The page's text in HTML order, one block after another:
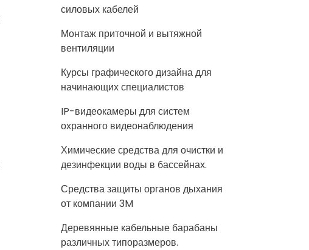
силовых кабелей
Монтаж приточной и вытяжной
вентиляции
Курсы графического дизайна для
начинающих специалистов
IP-видеокамеры для систем
охранного видеонаблюдения
Химические средства для очистки и
дезинфекции воды в бассейнах.
Средства защиты органов дыхания
от компании 3M
Деревянные кабельные барабаны
различных типоразмеров.